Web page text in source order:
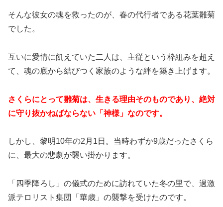
そんな彼女の魂を救ったのが、春の代行者である花葉雛菊
でした。
互いに愛情に飢えていた二人は、主従という枠組みを超え
て、魂の底から結びつく家族のような絆を築き上げます。
さくらにとって雛菊は、生きる理由そのものであり、絶対
に守り抜かねばならない「神様」なのです。
しかし、黎明10年の2月1日。当時わずか9歳だったさくら
に、最大の悲劇が襲い掛かります。
「四季降ろし」の儀式のために訪れていた冬の里で、過激
派テロリスト集団「華歳」の襲撃を受けたのです。